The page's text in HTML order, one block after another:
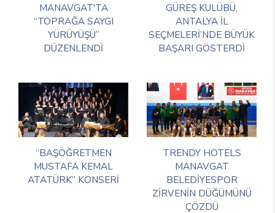
MANAVGAT'TA
“TOPRAĞA SAYGI
YÜRÜYÜŞÜ”
DÜZENLENDİ
GÜREŞ KULÜBÜ,
ANTALYA İL
SEÇMELERİ’NDE BÜYÜK
BAŞARI GÖSTERDİ
“BAŞÖĞRETMEN
MUSTAFA KEMAL
ATATÜRK” KONSERİ
TRENDY HOTELS
MANAVGAT
BELEDİYESPOR
ZİRVENİN DÜĞÜMÜNÜ
ÇÖZDÜ